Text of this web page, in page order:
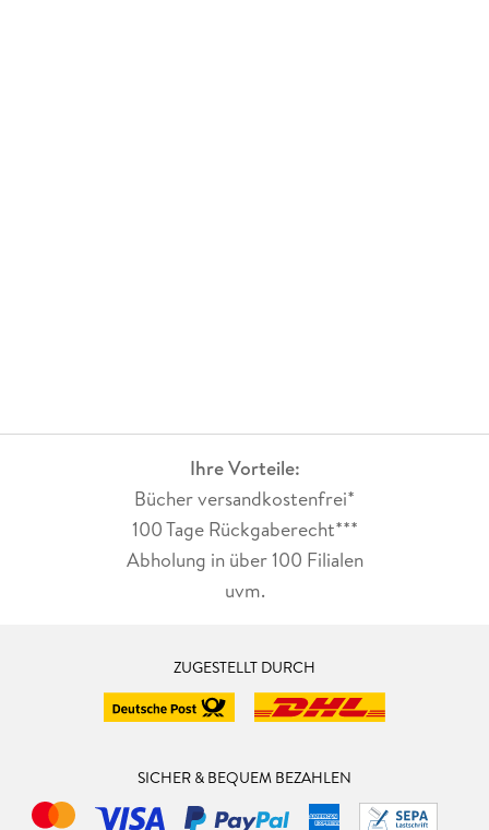
Ihre Vorteile:
Bücher versandkostenfrei*
100 Tage Rückgaberecht***
Abholung in über 100 Filialen
uvm.
ZUGESTELLT DURCH
SICHER & BEQUEM BEZAHLEN